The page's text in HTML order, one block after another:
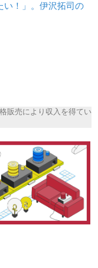
い！」。伊沢拓司の
販売により収入を得てい